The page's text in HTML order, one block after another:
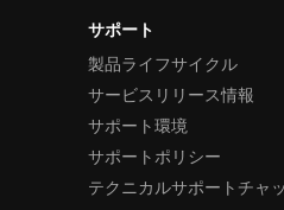
サポート
製品ライフサイクル
サービスリリース情報
サポート環境
サポートポリシー
テクニカルサポートチャ